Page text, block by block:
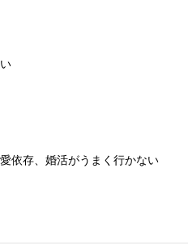
依存、婚活がうまく行かない